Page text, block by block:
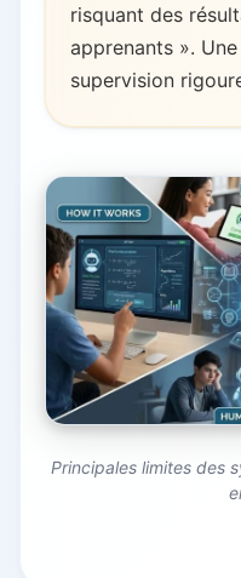
risquant des
apprenants ».
supervision
Principales limites des